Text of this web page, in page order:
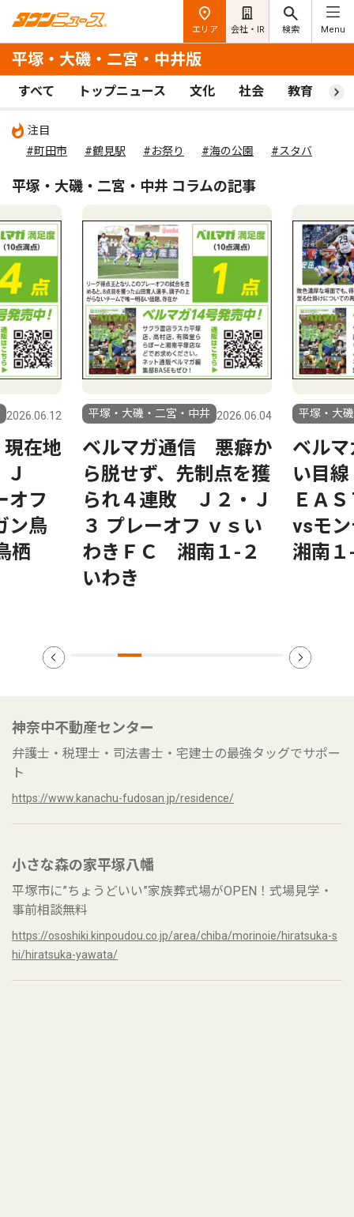
エリア 会社・IR 検索 Menu
平塚・大磯・二宮・中井版
すべて トップニュース 文化 社会 教育 ス
注目
#町田市
#鶴見駅 #お祭り #海の公園 #スタバ
平塚・大磯・二宮・中井 コラムの記事
2026.06.12
在地
オフ
ン鳥
栖
平塚・大磯・二宮・中井 2026.06.04
ベルマガ通信 悪癖か
ら脱せず、先制点を獲
られ４連敗 Ｊ２・Ｊ
３ プレーオフ ｖｓい
わきＦＣ 湘南１-２
いわき
平塚・大
ベル
い目
ＥＡ
vsモ
湘南
神奈中不動産センター
弁護士・税理士・司法書士・宅建士の最強タッグでサポー
ト
https://www.kanachu-fudosan.jp/residence/
小さな森の家平塚八幡
平塚市に”ちょうどいい”家族葬式場がOPEN！式場見学・
事前相談無料
https://ososhiki.kinpoudou.co.jp/area/chiba/morinoie/hiratsuka-s
hi/hiratsuka-yawata/